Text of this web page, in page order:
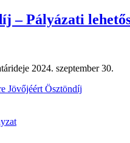
– Pályázati
2024. szeptember 30.
Jövőjéért Ösztöndíj